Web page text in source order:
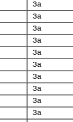
За
За
За
За
За
За
За
За
За
За